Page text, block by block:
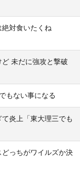
対食いたくね
ど 未だに強攻と撃破
もない事になる
炎上「東大理三でも
どっちがワイルズか決